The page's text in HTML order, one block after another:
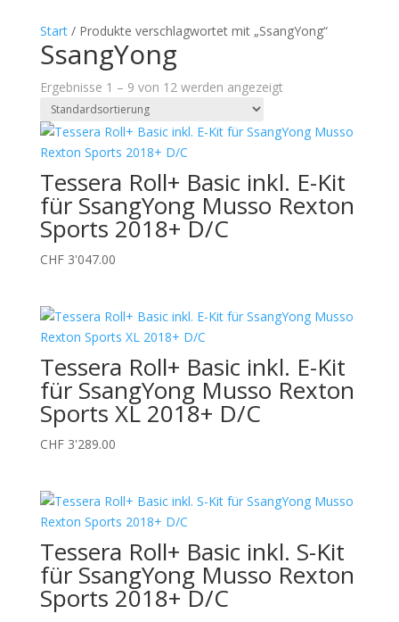
Start/ Produkte verschlagwortet mit „SsangYong“
SsangYong
Ergebnisse 1 – 9 von 12 werden angezeigt
Tessera Roll+ Basic inkl. E-Kit
für SsangYong Musso Rexton
Sports 2018+ D/C
CHF3'047.00
Tessera Roll+ Basic inkl. E-Kit
für SsangYong Musso Rexton
Sports XL 2018+ D/C
CHF3'289.00
Tessera Roll+ Basic inkl. S-Kit
für SsangYong Musso Rexton
Sports 2018+ D/C